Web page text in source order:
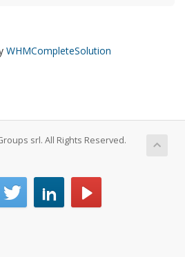
WHMCompleteSolution
srl. All Rights Reserved.